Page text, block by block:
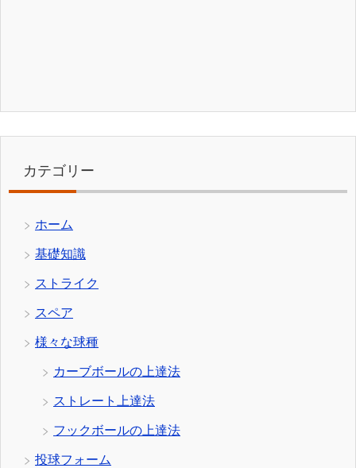
カテゴリー
ホーム
基礎知識
ストライク
スペア
様々な球種
カーブボールの上達法
ストレート上達法
フックボールの上達法
投球フォーム